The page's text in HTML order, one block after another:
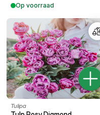
Op voorraad
Tulipa